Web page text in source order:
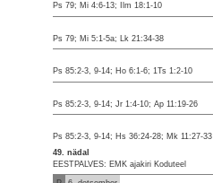
Ps 79; Mi 4:6-13; Ilm 18:1-10
Ps 79; Mi 5:1-5a; Lk 21:34-38
Ps 85:2-3, 9-14; Ho 6:1-6; 1Ts 1:2-10
Ps 85:2-3, 9-14; Jr 1:4-10; Ap 11:19-26
Ps 85:2-3, 9-14; Hs 36:24-28; Mk 11:27-33
49. nädal
EESTPALVES: EMK ajakiri Koduteel